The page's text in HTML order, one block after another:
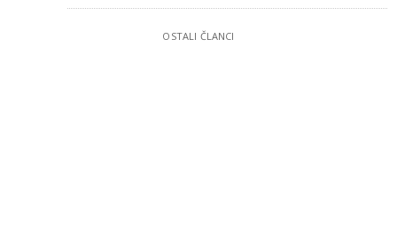
OSTALI ČLANCI